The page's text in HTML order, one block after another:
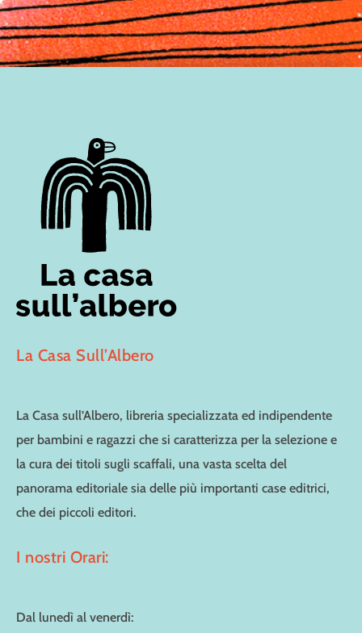
La Casa Sull’Albero
La Casa sull’Albero, libreria specializzata ed indipendente
per bambini e ragazzi che si caratterizza per la selezione e
la cura dei titoli sugli scaffali, una vasta scelta del
panorama editoriale sia delle più importanti case editrici,
che dei piccoli editori.
I nostri Orari:
Dal lunedì al venerdì: